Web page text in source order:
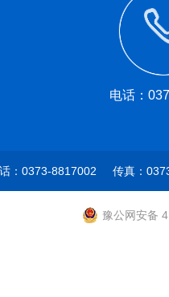
电话：
话：0373-8817002 传真：
豫公网安备